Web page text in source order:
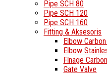
Pipe SCH 80
Pipe SCH 120
Pipe SCH 160
Fitting & Aksesoris
Elbow
Elbow
Flnage
Gate Valve